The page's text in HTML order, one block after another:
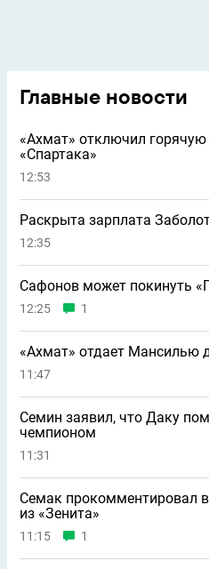
Главные новости
«Ахмат» отключил
«Спартака»
12:53
Раскрыта зарплата
12:35
Сафонов может покинуть
12:25 1
«Ахмат» отдает Мансилью
11:47
Семин заявил, что Даку
чемпионом
11:31
Семак прокомментировал
из «Зенита»
11:15 1